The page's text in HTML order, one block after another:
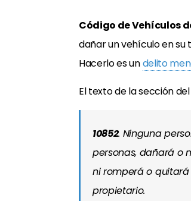
Código de Vehículos
dañar un vehículo en su
Hacerlo es undelito
El texto de la sección
10852. Ninguna
personas, dañará o
ni romperá o
propietario.